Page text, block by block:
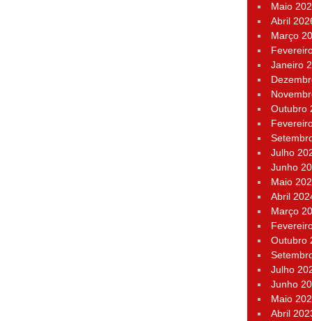
Maio
Abril
Março
Janeiro
Outubro
Julho
Junho
Maio
Abril
Março
Outubro
Julho
Junho
Maio
Abril